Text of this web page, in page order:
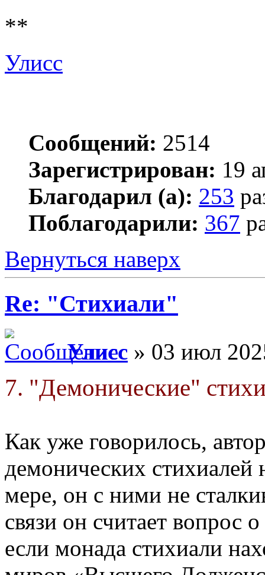
**
Улисс
Сообщений: 2514
Зарегистрирован: 19
Благодарил (а): 253
Поблагодарили: 367
Вернуться наверх
Re: "Стихиали"
Улисс » 03 июл
7. "Демонические"
Как уже говорилось,
демонических стихиалей
мере, он с ними не
связи он считает вопрос
если монада стихиали